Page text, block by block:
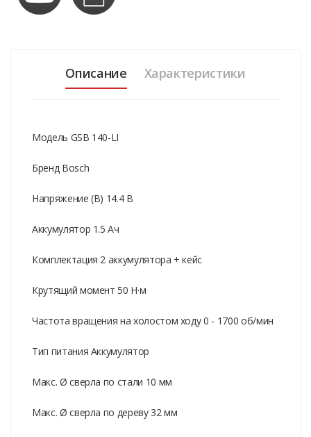
Описание Характеристики
Модель GSB 140-LI
Бренд Bosch
Напряжение (В) 14.4 В
Аккумулятор 1.5 Ач
Комплектация 2 аккумулятора + кейс
Крутящий момент 50 Н·м
Частота вращения на холостом ходу 0 - 1700 об/мин
Тип питания Аккумулятор
Макс. Ø сверла по стали 10 мм
Макс. Ø сверла по дереву 32 мм